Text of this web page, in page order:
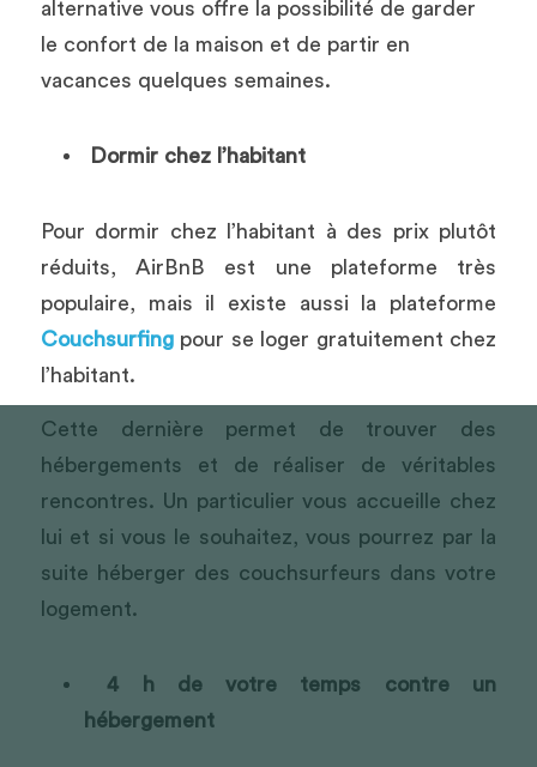
alternative vous offre la possibilité de garder
le confort de la maison et de partir en
vacances quelques semaines.
Dormir chez l’habitant
Pour dormir chez l’habitant à des prix plutôt
réduits, AirBnB est une plateforme très
Couchsurfing pour se loger gratuitement chez
l’habitant.
Cette dernière permet de trouver des
hébergements et de réaliser de véritables
rencontres. Un particulier vous accueille chez
lui et si vous le souhaitez, vous pourrez par la
suite héberger des couchsurfeurs dans votre
logement.
4 h de votre temps contre un
hébergement